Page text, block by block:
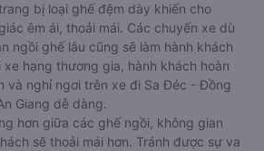
bị loại ghế đệm dày khiến cho
êm ái, thoải mái. Các chuyến xe dù
ngồi ghế lâu cũng sẽ làm hành khách
hạng thương gia, hành khách hoàn
và nghỉ ngơi trên xe đi Sa Đéc - Đồng
Giang dễ dàng.
hơn giữa các ghế ngồi, không gian
sẽ thoải mái hơn. Tránh được sự va